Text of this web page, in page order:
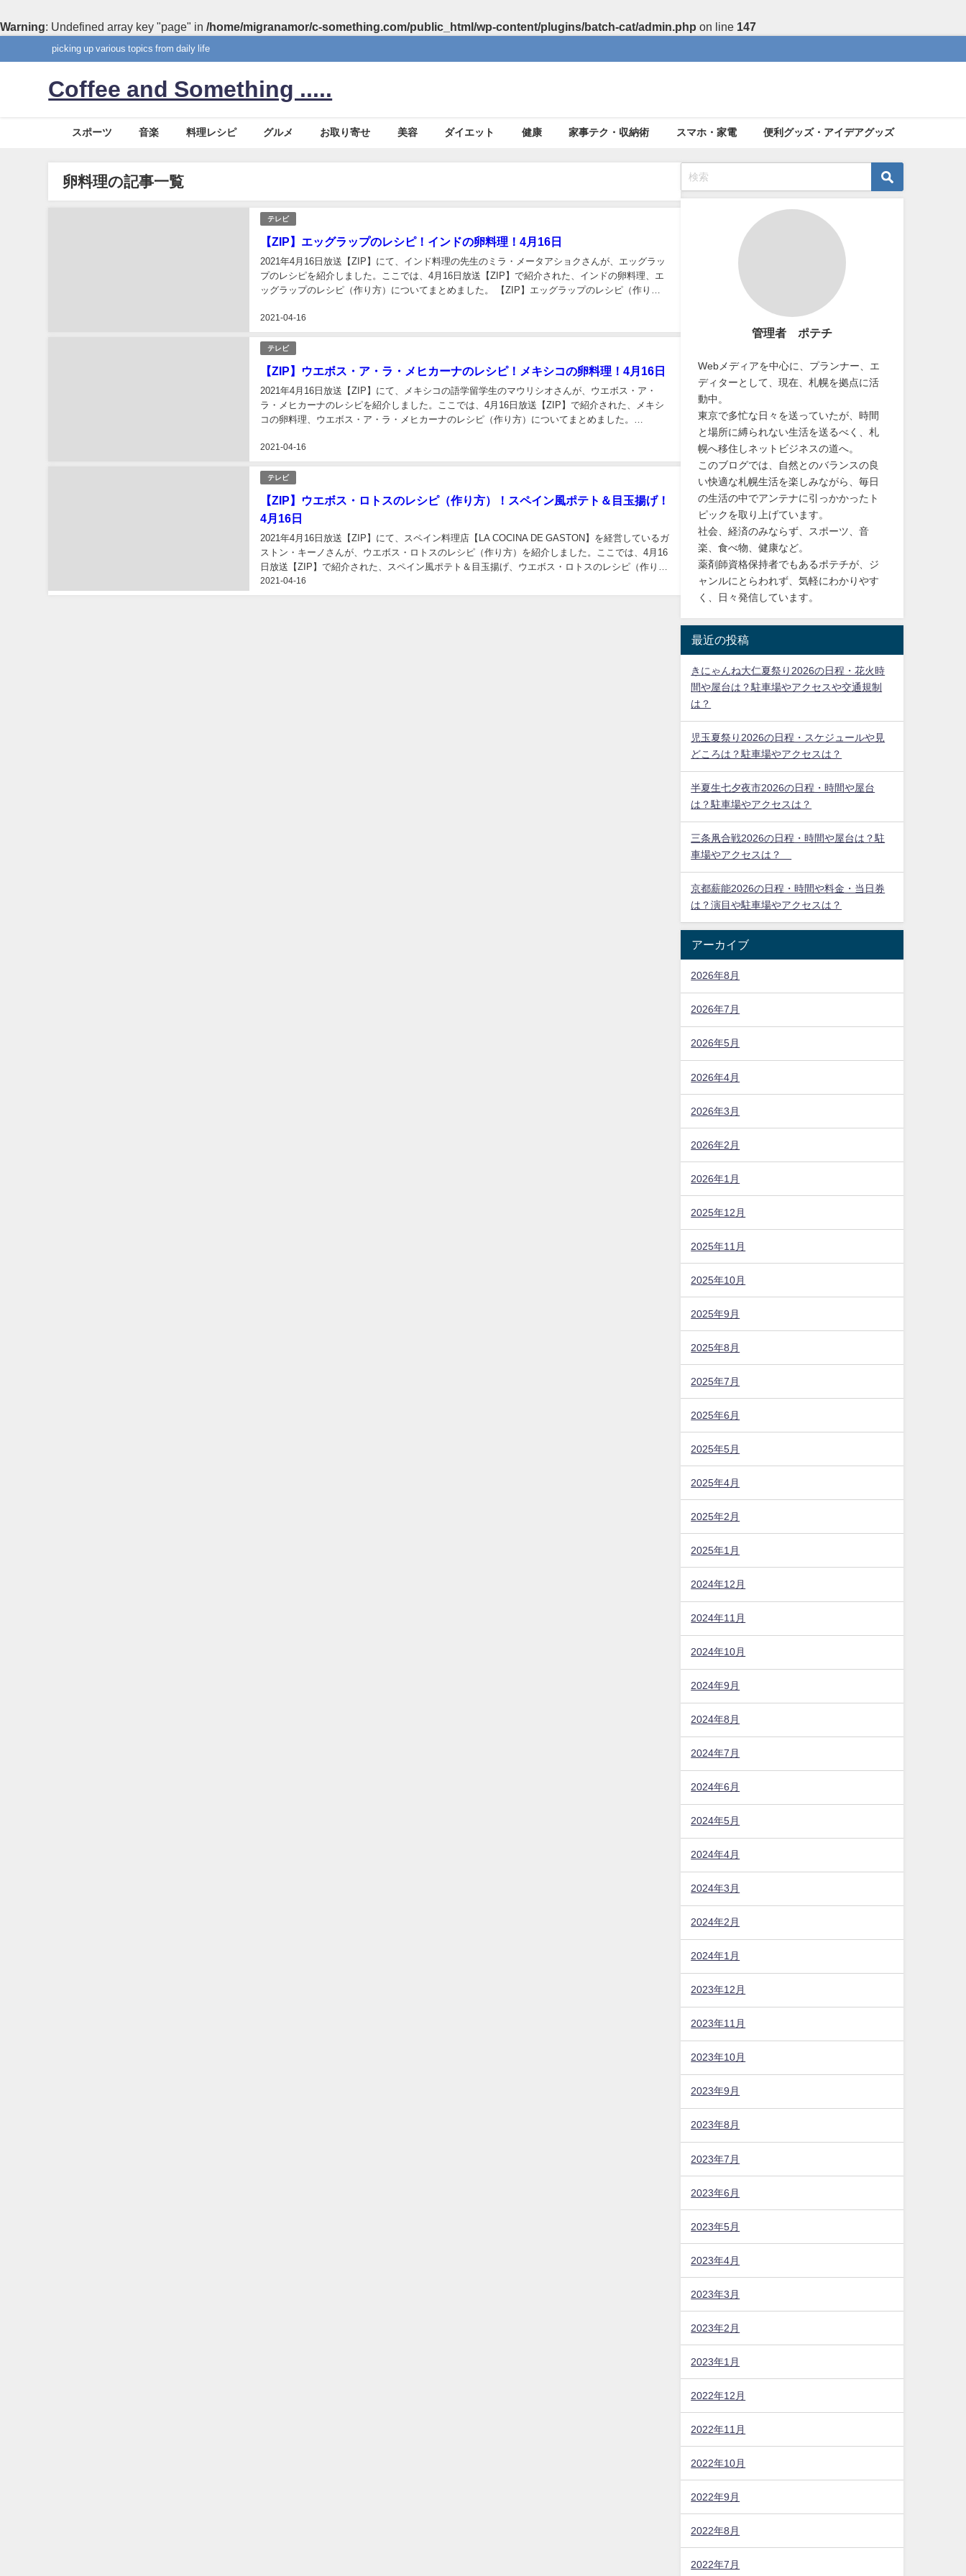
Warning: Undefined array key "page" in /home/migranamor/c-something.com/public_html/wp-content/plugins/batch-cat/admin.php on line 147
picking up various topics from daily life
Coffee and Something .....
スポーツ 音楽 料理レシピ グルメ お取り寄せ 美容 ダイエット 健康 家事テク・収納術 スマホ・家電 便利グッズ・アイデアグッズ
卵料理の記事一覧
テレビ
【ZIP】エッグラップのレシピ！インドの卵料理！4月16日
2021-04-16
2021年4月16日放送【ZIP】にて、インド料理の先生のミラ・メータアショクさんが、エッグラッ
プのレシピを紹介しました。ここでは、4月16日放送【ZIP】で紹介された、インドの卵料理、エ
ッグラップのレシピ（作り方）についてまとめました。 【ZIP】エッグラップのレシピ（作り
テレビ
【ZIP】ウエボス・ア・ラ・メヒカーナのレシピ！メキシコの卵料理！4月16日
2021-04-16
2021年4月16日放送【ZIP】にて、メキシコの語学留学生のマウリシオさんが、ウエボス・ア・
ラ・メヒカーナのレシピを紹介しました。ここでは、4月16日放送【ZIP】で紹介された、メキシ
コの卵料理、ウエボス・ア・ラ・メヒカーナのレシピ（作り方）についてまとめました。
テレビ
【ZIP】ウエボス・ロトスのレシピ（作り方）！スペイン風ポテト＆目玉揚げ！
4月16日
2021-04-16
2021年4月16日放送【ZIP】にて、スペイン料理店【LA COCINA DE GASTON】を経営しているガ
ストン・キーノさんが、ウエボス・ロトスのレシピ（作り方）を紹介しました。ここでは、4月16
日放送【ZIP】で紹介された、スペイン風ポテト＆目玉揚げ、ウエボス・ロトスのレシピ（作り
方）についてまとめました。 【...
管理者 ポテチ
Webメディアを中心に、プランナー、エ
ディターとして、現在、札幌を拠点に活
動中。
東京で多忙な日々を送っていたが、時間
と場所に縛られない生活を送るべく、札
幌へ移住しネットビジネスの道へ。
このブログでは、自然とのバランスの良
い快適な札幌生活を楽しみながら、毎日
の生活の中でアンテナに引っかかったト
ピックを取り上げています。
社会、経済のみならず、スポーツ、音
楽、食べ物、健康など。
薬剤師資格保持者でもあるポテチが、ジ
ャンルにとらわれず、気軽にわかりやす
く、日々発信しています。
最近の投稿
きにゃんね大仁夏祭り2026の日程・花火時
間や屋台は？駐車場やアクセスや交通規制
は？
児玉夏祭り2026の日程・スケジュールや見
どころは？駐車場やアクセスは？
半夏生七夕夜市2026の日程・時間や屋台
は？駐車場やアクセスは？
三条凧合戦2026の日程・時間や屋台は？駐
車場やアクセスは？
京都薪能2026の日程・時間や料金・当日券
は？演目や駐車場やアクセスは？
アーカイブ
2026年8月
2026年7月
2026年5月
2026年4月
2026年3月
2026年2月
2026年1月
2025年12月
2025年11月
2025年10月
2025年9月
2025年8月
2025年7月
2025年6月
2025年5月
2025年4月
2025年2月
2025年1月
2024年12月
2024年11月
2024年10月
2024年9月
2024年8月
2024年7月
2024年6月
2024年5月
2024年4月
2024年3月
2024年2月
2024年1月
2023年12月
2023年11月
2023年10月
2023年9月
2023年8月
2023年7月
2023年6月
2023年5月
2023年4月
2023年3月
2023年2月
2023年1月
2022年12月
2022年11月
2022年10月
2022年9月
2022年8月
2022年7月